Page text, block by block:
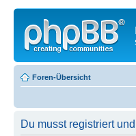
Foren-Übersicht
Du musst registriert